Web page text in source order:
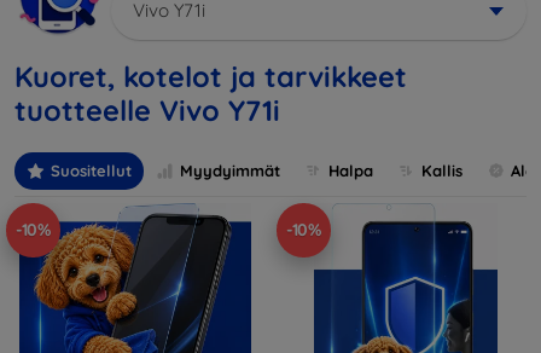
Vivo Y71i
Kuoret, kotelot ja tarvikkeet
tuotteelle Vivo Y71i
Suositellut Myydyimmät Halpa Kallis
-10% -10%